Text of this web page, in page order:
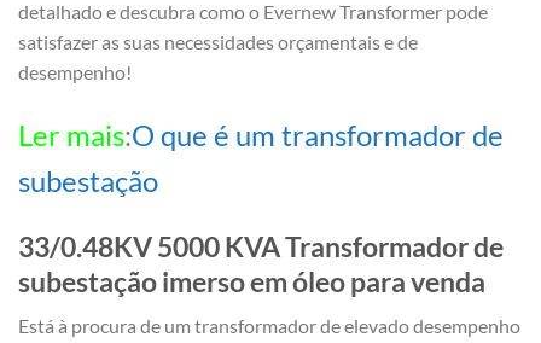
detalhado e descubra como o Evernew Transformer pode
satisfazer as suas necessidades orçamentais e de
desempenho!
Ler mais:O que é um transformador de
subestação
33/0.48KV 5000 KVA Transformador de
subestação imerso em óleo para venda
Está à procura de um transformador de elevado desempenho